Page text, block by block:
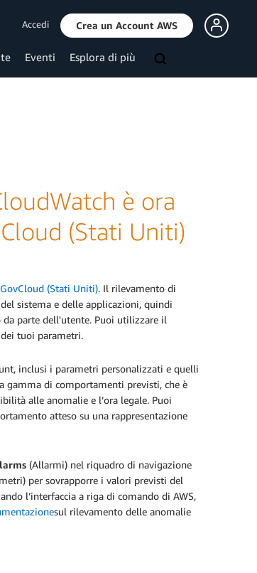
Accedi Crea un Account AWS
Eventi Esplora di più
è ora
(Stati Uniti)
(Stati Uniti). Il rilevamento di
sistema e delle applicazioni, quindi
parte dell'utente. Puoi utilizzare il
tuoi parametri.
inclusi i parametri personalizzati e quelli
gamma di comportamenti previsti, che è
alle anomalie e l’ora legale. Puoi
atteso su una rappresentazione
(Allarmi) nel riquadro di navigazione
per sovrapporre i valori previsti del
l’interfaccia a riga di comando di AWS,
sul rilevamento delle anomalie